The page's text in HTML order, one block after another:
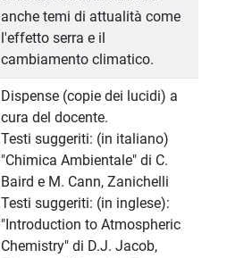
anche temi di attualità come
l'effetto serra e il
cambiamento climatico.
Dispense (copie dei lucidi) a
cura del docente.
Testi suggeriti: (in italiano)
"Chimica Ambientale" di C.
Baird e M. Cann, Zanichelli
Testi suggeriti: (in inglese):
"Introduction to Atmospheric
Chemistry" di D.J. Jacob,